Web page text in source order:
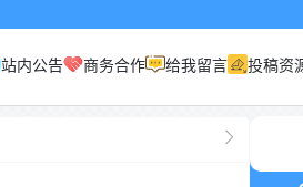
站内公告 商务合作 给我留言 投稿资